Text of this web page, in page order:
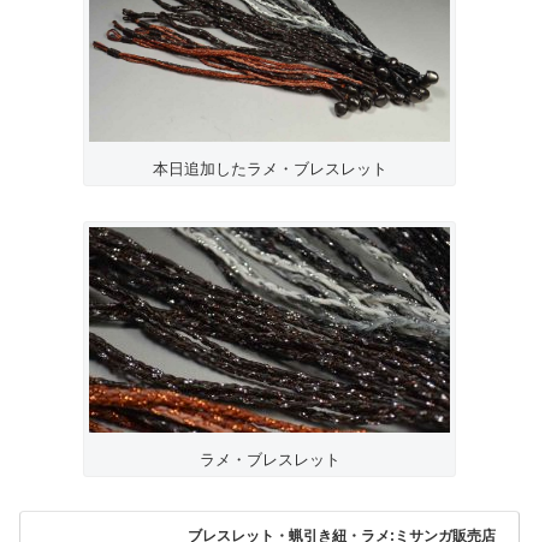
本日追加したラメ・ブレスレット
ラメ・ブレスレット
ブレスレット・蝋引き紐・ラメ:ミサンガ販売店